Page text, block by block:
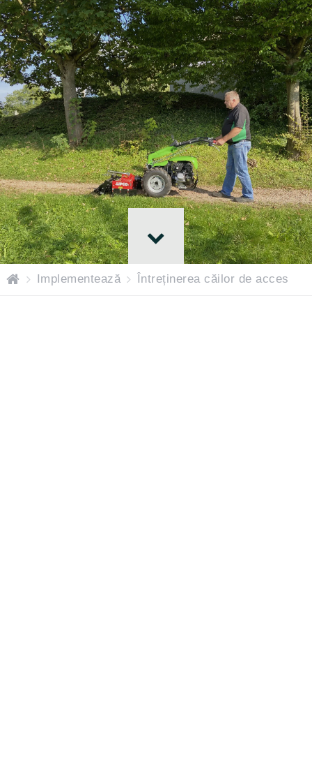
SLOVENSKÁ
DANSK
ΕΛΛΗΝΙΚΉ
БЪЛГАРСКИ
SVENSKA
SLOVENSKI
EESTI
LIETUVIŲ
LATVIEŠU
H
Implementează Întreținerea căilor de acces